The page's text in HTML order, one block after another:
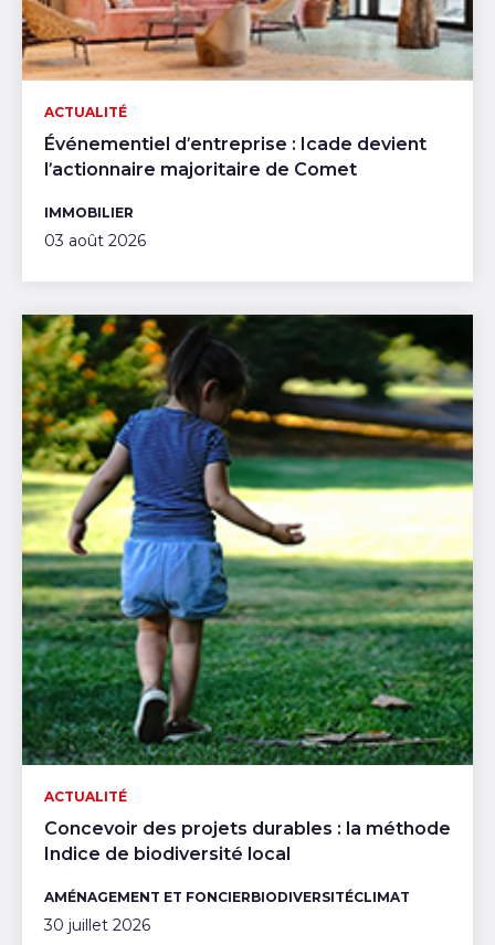
Événementiel d’entreprise : Icade devient
l’actionnaire majoritaire de Comet
ACTUALITÉ
IMMOBILIER
03 août 2026
Concevoir des projets durables : la méthode
Indice de biodiversité local
ACTUALITÉ
AMÉNAGEMENT ET FONCIERBIODIVERSITÉCLIMAT
30 juillet 2026